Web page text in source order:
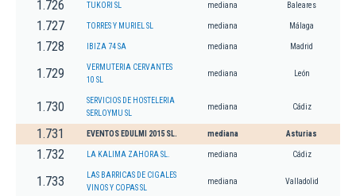
1.726 TUKORI SL mediana Baleares
1.727 TORRES Y MURIEL SL mediana Málaga
1.728 IBIZA 74 SA mediana Madrid
1.729
VERMUTERIA CERVANTES
10 SL
mediana León
1.730
SERVICIOS DE HOSTELERIA
SERLOYMU SL
mediana Cádiz
1.731 EVENTOS EDULMI 2015 SL. mediana Asturias
1.732 LA KALIMA ZAHORA SL. mediana Cádiz
1.733
LAS BARRICAS DE CIGALES
VINOS Y COPAS SL
mediana Valladolid